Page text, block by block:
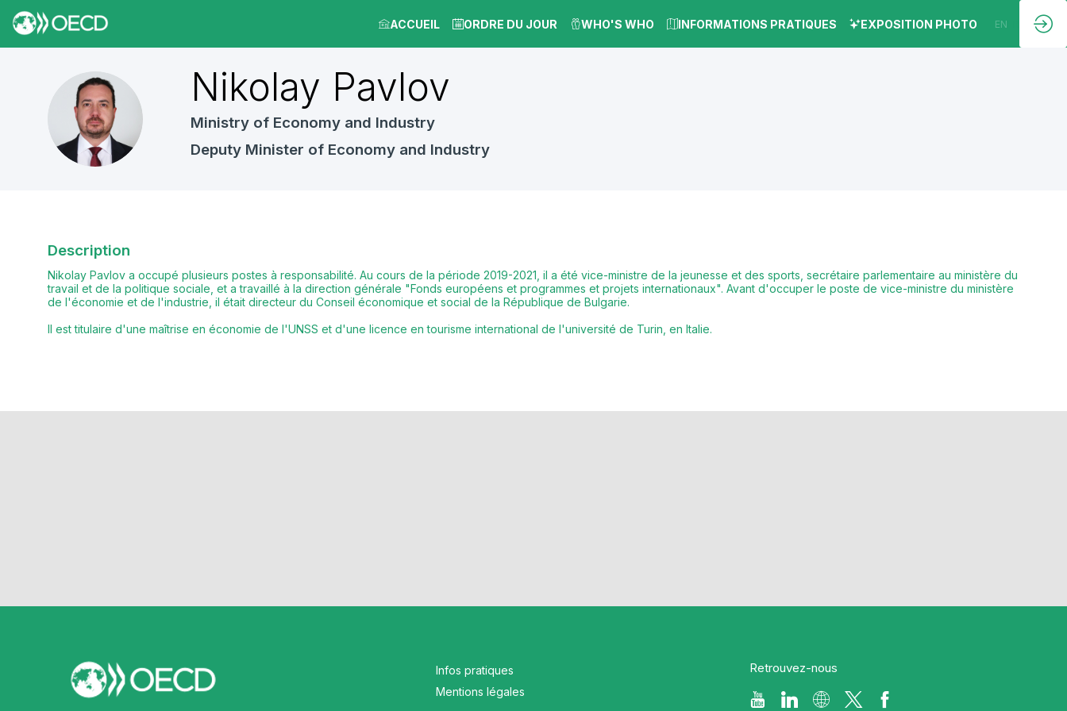
ACCUEIL ORDRE DU JOUR WHO'S WHO INFORMATIONS PRATIQUES EXPOSITION PHOTO EN
NP
Nikolay Pavlov
Ministry of Economy and Industry
Deputy Minister of Economy and Industry
Description
Nikolay Pavlov a occupé plusieurs postes à responsabilité. Au cours de la période 2019-2021, il a été vice-ministre de la jeunesse et des sports, secrétaire parlementaire au ministère du
travail et de la politique sociale, et a travaillé à la direction générale "Fonds européens et programmes et projets internationaux". Avant d'occuper le poste de vice-ministre du ministère
de l'économie et de l'industrie, il était directeur du Conseil économique et social de la République de Bulgarie.
Il est titulaire d'une maîtrise en économie de l'UNSS et d'une licence en tourisme international de l'université de Turin, en Italie.
Infos pratiques
Mentions légales
Retrouvez-nous